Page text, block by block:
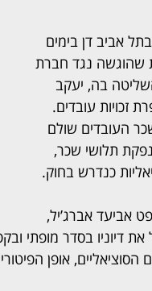
אביב דן בימים
שהוגשה נגד חברת
בה, יעקב
זכויות עובדים.
העובדים שולם
תלושי שכר,
כנדרש בחוק.
אביעד אברג’יל,
את דיוניו בסדר מופתי
אופן